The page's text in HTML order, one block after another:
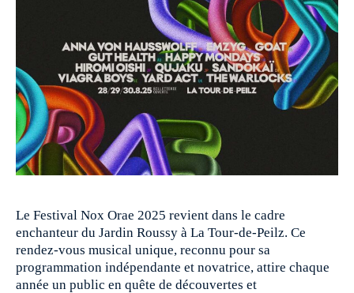
Le Festival Nox Orae 2025 revient dans le cadre
enchanteur du Jardin Roussy à La Tour-de-Peilz. Ce
rendez-vous musical unique, reconnu pour sa
programmation indépendante et novatrice, attire chaque
année un public en quête de découvertes et